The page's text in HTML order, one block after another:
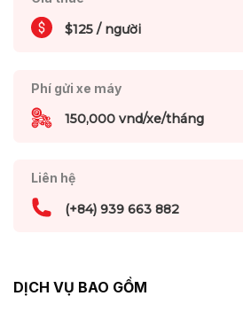
$125 / người
Phí gửi xe máy
150,000 vnd/xe/tháng
Liên hệ
(+84) 939 663 882
DỊCH VỤ BAO GỒM